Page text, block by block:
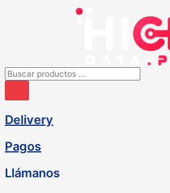
Búsqueda
productos
Delivery
Pagos
Llámanos